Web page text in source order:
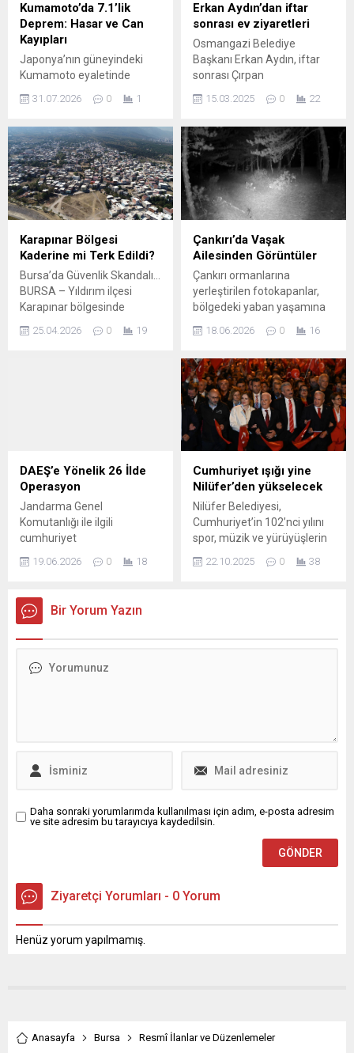
Kumamoto’da 7.1’lik
Deprem: Hasar ve Can
Kayıpları
Japonya’nın güneyindeki
Kumamoto eyaletinde
meydana gelen 7.1
büyüklüğündeki deprem,
yol açtı. Yangınlar, yolların ve
köprülerin çökmesi gibi
sonuçlar yaşayan
topluluklarda arama-
kurtarma ve tahliye
çalışmaları hızla
sürdürülüyor. Deprem 10
kilometre derinlikte
doğrulanan can kaybı sayısı
28’e yükseldi; ayrıca onlarca
yaralı ve birkaç kişinin
kayıp...
31.07.2026 0 1
Erkan Aydın’dan iftar
sonrası ev ziyaretleri
Osmangazi Belediye
Başkanı Erkan Aydın, iftar
sonrası Çırpan
Mahallesi’nde ev ziyaretleri
yaptı. Başkan Aydın, ziyaret
halkları tarafından yoğun ilgi
ve sevgiyle karşılandı.
Osmangazi Belediye
Başkanı Erkan Aydın,
Ramazan ayının sevincini ve
coşkusunu Osmangazililer
ile paylaşmaya devam
ediyor. Hayata geçirdiği
çalışmalarıyla herkesin
takdirini...
15.03.2025 0 22
Karapınar Bölgesi
Kaderine mi Terk Edildi?
Bursa’da Güvenlik Skandalı…
BURSA – Yıldırım ilçesi
Karapınar bölgesinde
bölgede güvenlik zafiyetini
çantasının çalınmasıyla
birlikte olayda, bölgedeki tek
bir güvenlik kamerasının
dahi bulunmaması,
görüşmelerin...
25.04.2026 0 19
Çankırı’da Vaşak
Ailesinden Görüntüler
Çankırı ormanlarına
yerleştirilen fotokapanlar,
bölgedeki yaban yaşamına
Kameralara takılan
rastlanan türlerden vaşak ve
yavrularının doğal
ortamlarında gezintisi yer
alıyor. Videolarda yavrularla
birlikte hareket eden
vaşağın sessiz adımları ve
çevreyle uyumu dikkat
çekiyor. Bu kayıtlar, türün
bölgedeki varlığını ve yaşam
alışkanlıklarını anlamak için
önemli veri...
18.06.2026 0 16
DAEŞ’e Yönelik 26 İlde
Operasyon
Jandarma Genel
Komutanlığı ile ilgili
cumhuriyet
başsavcılıklarının
koordinasyonunda, DAEŞ
çaplı operasyonlar
gerçekleştirildi. Güvenlik
terörün finansal ve örgütsel
savcılıklarca soruşturma
sürdürülüyor....
19.06.2026 0 18
Cumhuriyet ışığı yine
Nilüfer’den yükselecek
Nilüfer Belediyesi,
Cumhuriyet’in 102’nci yılını
spor, müzik ve yürüyüşlerin
olduğu bir dizi etkinlikle
kutlayacak. Koşuyla
etkinlikler,...
22.10.2025 0 38
Bir Yorum Yazın
Daha sonraki yorumlarımda kullanılması için adım, e-posta adresim
ve site adresim bu tarayıcıya kaydedilsin.
Ziyaretçi Yorumları - 0 Yorum
Henüz yorum yapılmamış.
Anasayfa Bursa Resmî İlanlar ve Düzenlemeler